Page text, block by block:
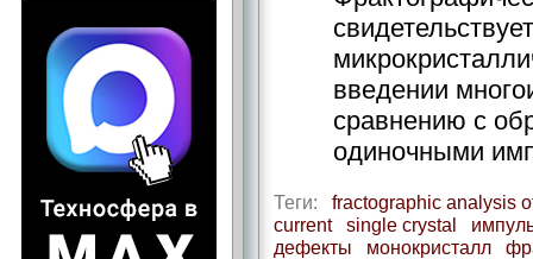
введении
сравнению с
одиночными
Теги: fractographic analysis
current
single crystal
дефекты
монокристалл